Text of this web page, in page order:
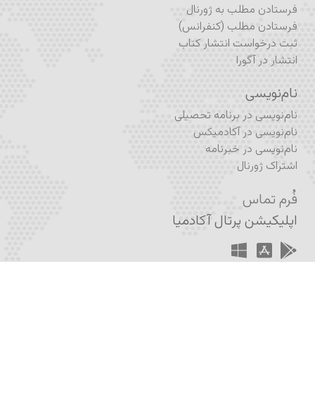
فرستادن مطلب به ژورنال
فرستادن مطلب (کنفرانس)
ثبت درخواست انتشار کتاب
انتشار در آگورا
نام‌نویسی
نام‌نویسی در برنامه تحصیلی
نام‌نویسی در آکادمیکس
نام‌نویسی در خبرنامه
اشتراک ژورنال
فُرم تماس
اپلیکیشن پرتال آکادمیا